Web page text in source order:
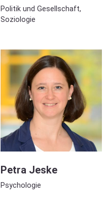
Politik und Gesellschaft,
Soziologie
Petra Jeske
Psychologie